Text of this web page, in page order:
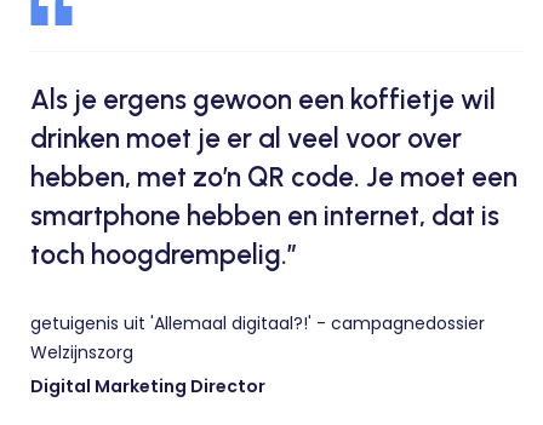
Als je ergens gewoon een koffietje wil
drinken moet je er al veel voor over
hebben, met zo’n QR code. Je moet een
smartphone hebben en internet, dat is
toch hoogdrempelig.”
getuigenis uit 'Allemaal digitaal?!' - campagnedossier
Welzijnszorg
Digital Marketing Director